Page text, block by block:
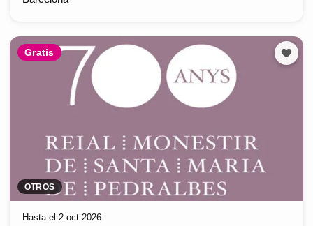
Gratis
OTROS
Hasta el 2 oct 2026